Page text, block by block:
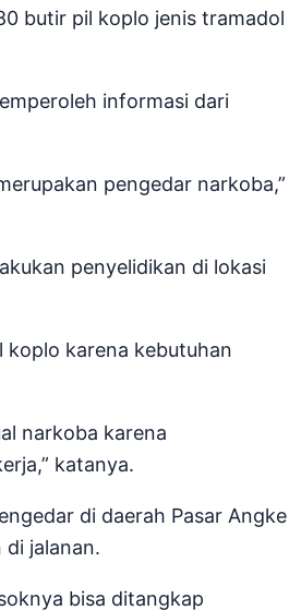
butir pil koplo jenis tramadol
informasi dari
pengedar narkoba,”
penyelidikan di lokasi
koplo karena kebutuhan
narkoba karena
katanya.
di daerah Pasar Angke
jalanan.
bisa ditangkap